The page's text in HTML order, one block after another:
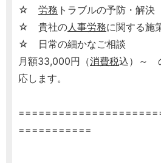
☆ 労務 トラブルの予防・解決
☆ 貴社の人事労務に関する施
☆ 日常の細かなご相談
月額33,000円（消費税込）～
応します。
===========